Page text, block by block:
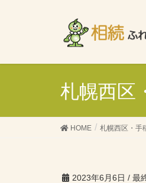
札幌西区
HOME 札幌西区・手
2023年6月6日 / 最